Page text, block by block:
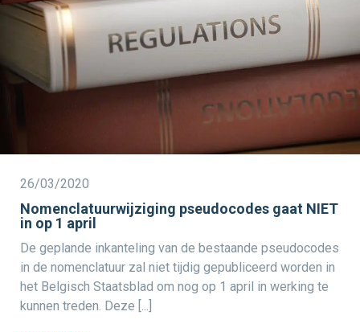
26/03/2020
Nomenclatuurwijziging pseudocodes gaat NIET
in op 1 april
De geplande inkanteling van de bestaande pseudocodes
in de nomenclatuur zal niet tijdig gepubliceerd worden in
het Belgisch Staatsblad om nog op 1 april in werking te
kunnen treden. Deze [...]